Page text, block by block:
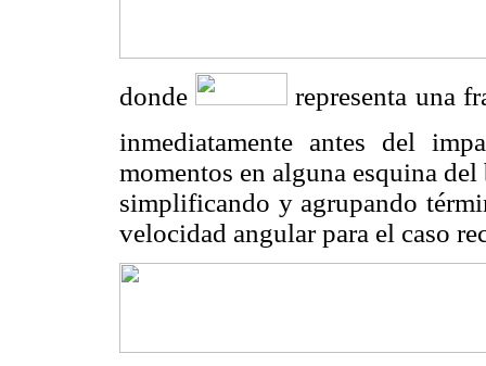
donde
representa una
inmediatamente antes del
momentos en alguna esquina
simplificando y agrupando
velocidad angular para el caso